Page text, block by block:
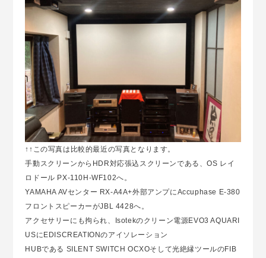
↑↑この写真は比較的最近の写真となります。
手動スクリーンからHDR対応張込スクリーンである、OS レイ
ロドール PX-110H-WF102へ。
YAMAHA AVセンター RX-A4A+外部アンプにAccuphase E-380
フロントスピーカーがJBL 4428へ。
アクセサリーにも拘られ、Isotekのクリーン電源EVO3 AQUARI
USにEDISCREATIONのアイソレーション
HUBである SILENT SWITCH OCXOそして光絶縁ツールのFIB